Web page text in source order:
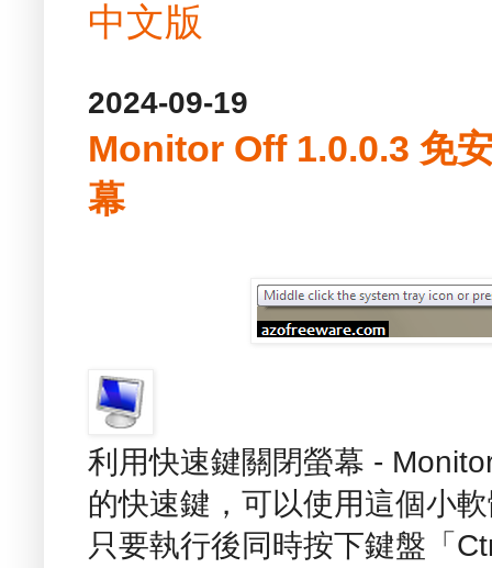
中文版
2024-09-19
Monitor Off 1.0.0.3 免
幕
利用快速鍵關閉螢幕 -
的快速鍵，可以使用這個小
只要執行後同時按下鍵盤「